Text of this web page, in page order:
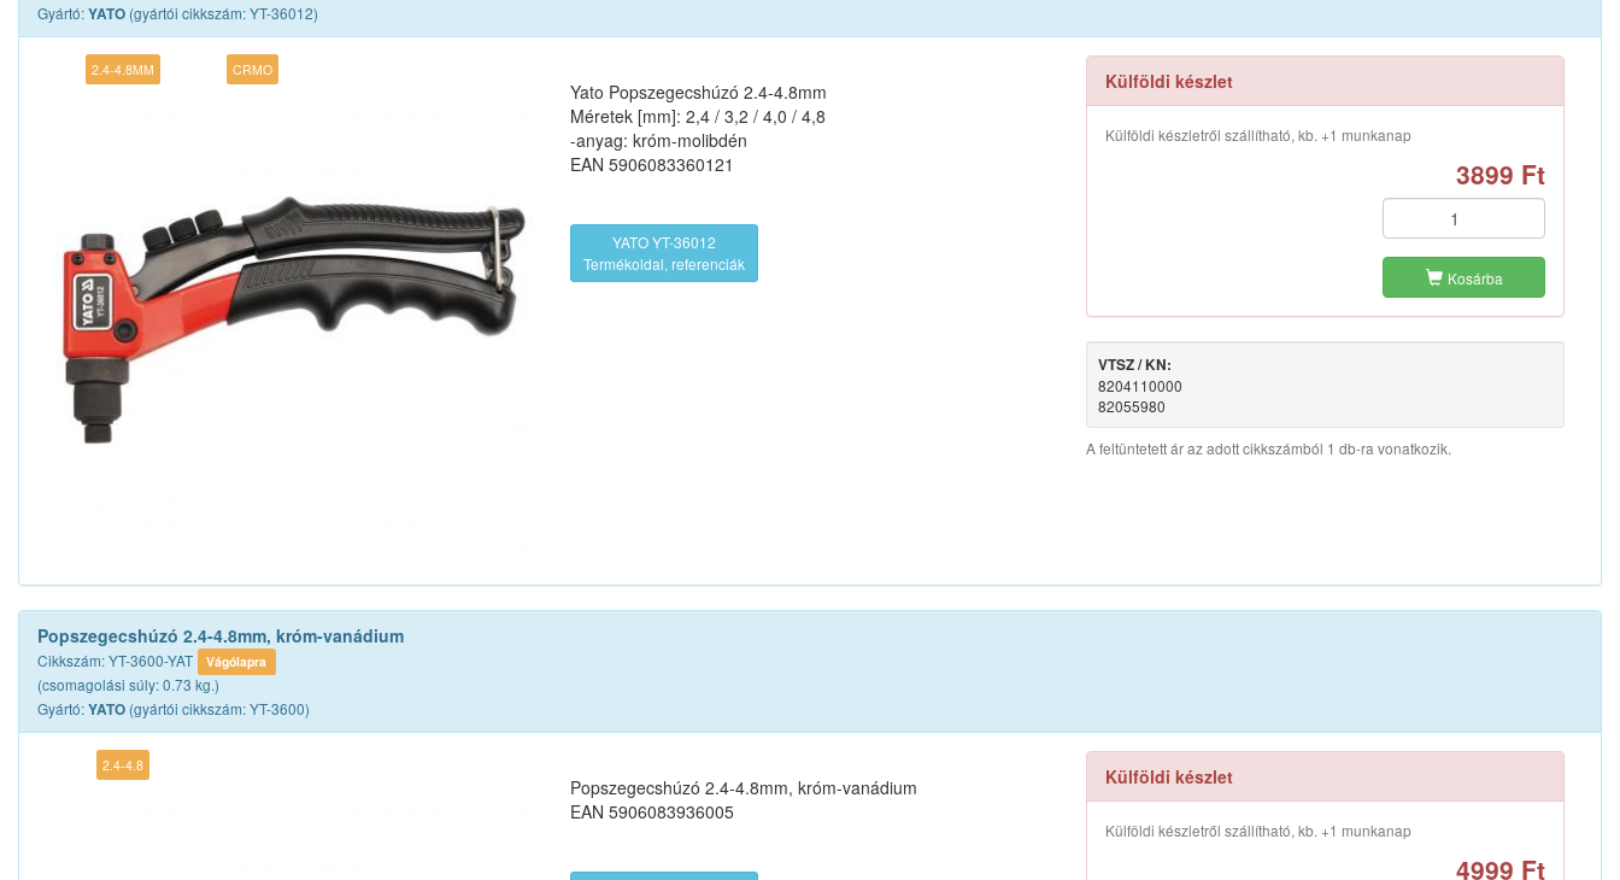
Gyártó:YATO (gyártói cikkszám: YT-36012)
2.4-4.8MM CRMO
Yato Popszegecshúzó 2.4-4.8mm
Méretek [mm]: 2,4 / 3,2 / 4,0 / 4,8
-anyag: króm-molibdén
EAN 5906083360121
YATO YT-36012
Termékoldal, referenciák
Külföldi készlet
Külföldi készletről szállítható, kb. +1 munkanap
3899 Ft
Kosárba
VTSZ / KN:
8204110000
82055980
A feltüntetett ár az adott cikkszámból 1 db-ra vonatkozik.
Popszegecshúzó 2.4-4.8mm, króm-vanádium
Cikkszám: YT-3600-YAT Vágólapra
(csomagolási súly: 0.73 kg.)
Gyártó:YATO (gyártói cikkszám: YT-3600)
2.4-4.8
Popszegecshúzó 2.4-4.8mm, króm-vanádium
EAN 5906083936005
Külföldi készlet
Külföldi készletről szállítható, kb. +1 munkanap
4999 Ft